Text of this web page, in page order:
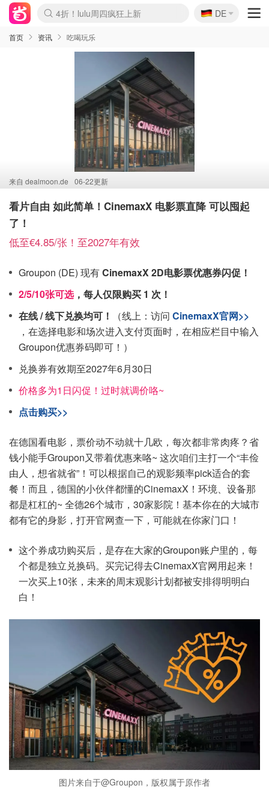
Boticinal 夏促开抢！
4折！lulu周四疯狂上新
还没结束！&OtherStories大促
Joybuy变相75折 随时失效
速领！Stanley独家85折
疑似霸哥！Camper额外叠85折
Zalando 奥莱闪促！每日更新
Moncler反季囤！5折起+叠9折
Coach Brooklyn仅€192
🇩🇪
DE
首页 资讯 吃喝玩乐
来自 dealmoon.de 06-22更新
看片自由 如此简单！CinemaxX 电影票直降 可以囤起
了！
低至€4.85/张！至2027年有效
Groupon (DE) 现有CinemaxX 2D电影票优惠券闪促！
2/5/10张可选，每人仅限购买 1 次！
在线 / 线下兑换均可！
（线上：访问 CinemaxX官网>>
，在选择电影和场次进入支付页面时，在相应栏目中输入
Groupon优惠券码即可！）
兑换券有效期至2027年6月30日
价格多为1日闪促！过时就调价咯~
点击购买>>
在德国看电影，票价动不动就十几欧，每次都非常肉疼？省
钱小能手Groupon又带着优惠来咯~ 这次咱们主打一个“丰俭
由人，想省就省”！可以根据自己的观影频率pick适合的套
餐！而且，德国的小伙伴都懂的CinemaxX！环境、设备那
都是杠杠的~ 全德26个城市，30家影院！基本你在的大城市
都有它的身影，打开官网查一下，可能就在你家门口！
这个券成功购买后，是存在大家的Groupon账户里的，每
个都是独立兑换码。买完记得去CinemaxX官网用起来！
一次买上10张，未来的周末观影计划都被安排得明明白
白！
图片来自于@Groupon，版权属于原作者